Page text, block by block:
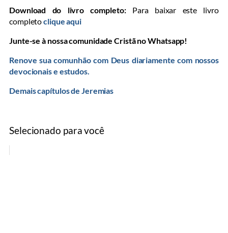
Download do livro completo: Para baixar este livro
completoclique aqui
Junte-se à nossa comunidade Cristã no Whatsapp!
Renove sua comunhão com Deus diariamente com nossos
devocionais e estudos.
Demais capítulos de Jeremias
Selecionado para você